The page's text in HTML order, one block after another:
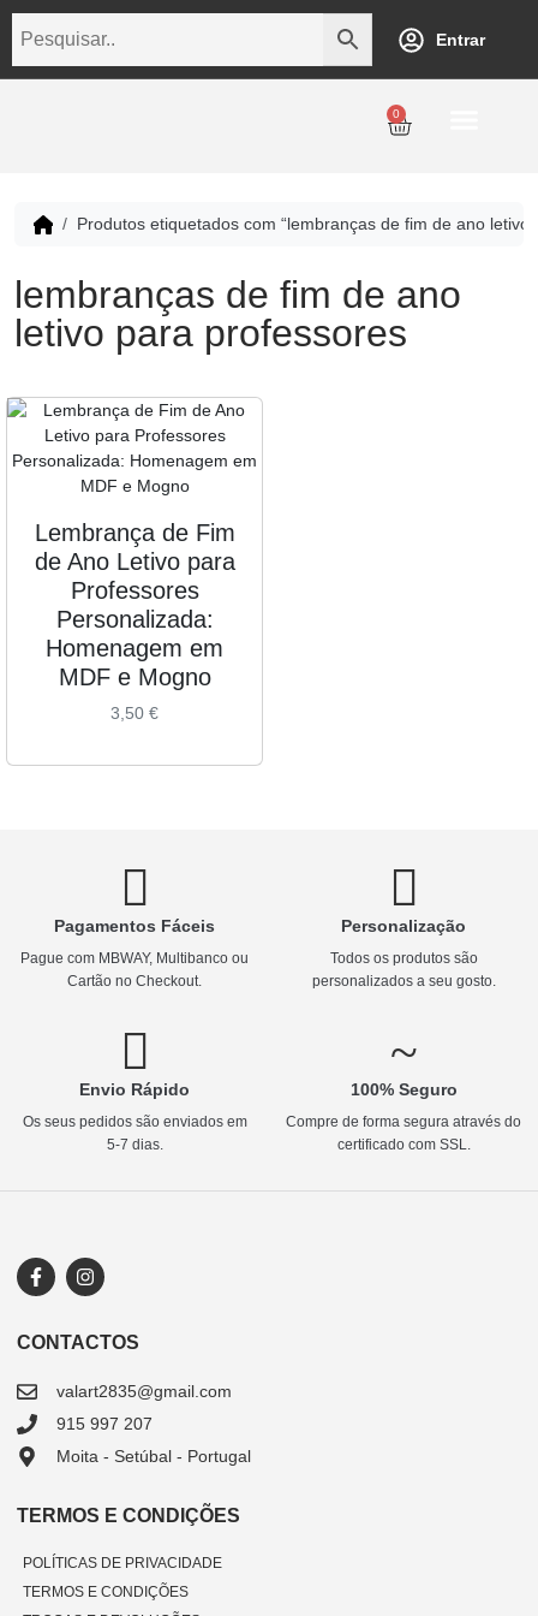
Entrar
0
Produtos etiquetados com “lembranças de fim de ano letivo
lembranças de fim de ano
letivo para professores
Lembrança de Fim
de Ano Letivo para
Professores
Personalizada:
Homenagem em
MDF e Mogno
3,50 €
Pagamentos Fáceis
Pague com MBWAY, Multibanco ou
Cartão no Checkout.
Personalização
Todos os produtos são
personalizados a seu gosto.
Envio Rápido
Os seus pedidos são enviados em
5-7 dias.
100% Seguro
Compre de forma segura através do
certificado com SSL.
CONTACTOS
valart2835@gmail.com
915 997 207
Moita - Setúbal - Portugal
TERMOS E CONDIÇÕES
POLÍTICAS DE PRIVACIDADE
TERMOS E CONDIÇÕES